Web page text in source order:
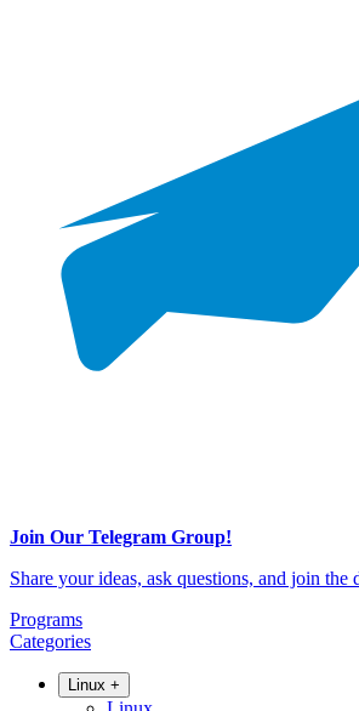
Join Our Telegram Group!
Share your ideas, ask questions, and join the
Programs
Categories
Linux +